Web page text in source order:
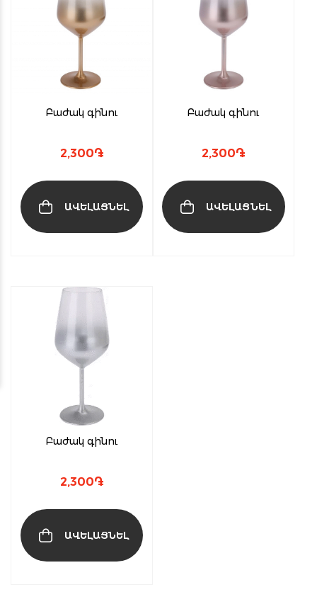
Բաժակ գինու
2,300֏
ԱՎԵԼԱՑՆԵԼ
Բաժակ գինու
2,300֏
ԱՎԵԼԱՑՆԵԼ
Բաժակ գինու
2,300֏
ԱՎԵԼԱՑՆԵԼ